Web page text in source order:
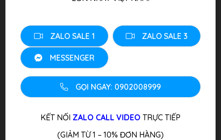
ZALO SALE 1 ZALO SALE 3
MESSENGER
GỌI NGAY: 0902008999
KẾT NỐI ZALO CALL VIDEO TRỰC TIẾP
(GIẢM TỪ 1 – 10% ĐƠN HÀNG)